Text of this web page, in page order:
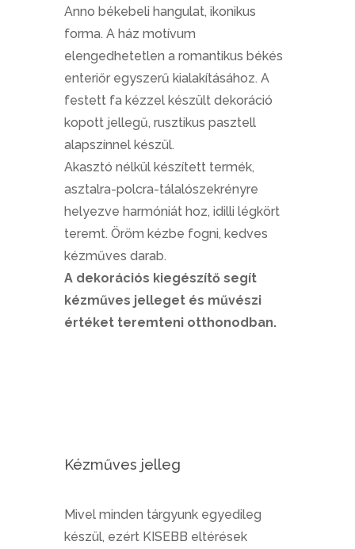
Anno békebeli hangulat, ikonikus
forma. A ház motívum
elengedhetetlen a romantikus békés
enteriőr egyszerű kialakításához. A
festett fa kézzel készült dekoráció
kopott jellegű, rusztikus pasztell
alapszínnel készül.
Akasztó nélkül készített termék,
asztalra-polcra-tálalószekrényre
helyezve harmóniát hoz, idilli légkört
teremt. Öröm kézbe fogni, kedves
kézműves darab.
A dekorációs kiegészítő segít
kézműves jelleget és művészi
értéket teremteni otthonodban.
Kézműves jelleg
Mivel minden tárgyunk egyedileg
készül, ezért KISEBB eltérések